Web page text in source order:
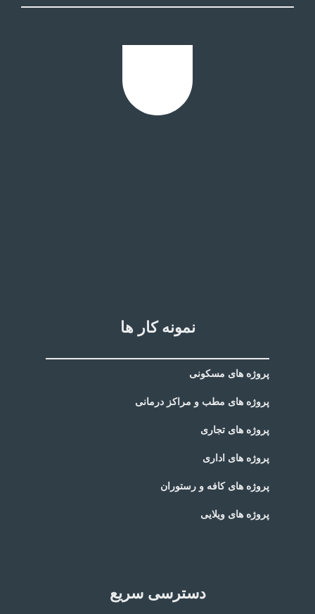
نمونه کار ها
پروژه های مسکونی
پروژه های مطب و مراکز درمانی
پروژه های تجاری
پروژه های اداری
پروژه های کافه و رستوران
پروژه های ویلایی
دسترسی سریع